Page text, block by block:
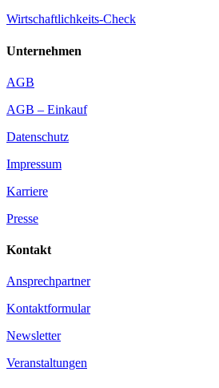
Wirtschaftlichkeits-Check
Unternehmen
AGB
AGB – Einkauf
Datenschutz
Impressum
Karriere
Presse
Kontakt
Ansprechpartner
Kontaktformular
Newsletter
Veranstaltungen